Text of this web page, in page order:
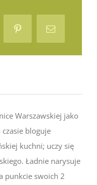
PinterestEmail
Warszawskiej jako
bloguje
kuchni; uczy się
Ładnie narysuje
punkcie swoich 2